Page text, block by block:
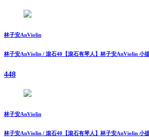
林子安AnViolin
林子安AnViolin / 滾石40【滾石有琴人】林子安AnViolin 小
448
林子安AnViolin
林子安AnViolin / 滾石40【滾石有琴人】林子安AnViolin 小